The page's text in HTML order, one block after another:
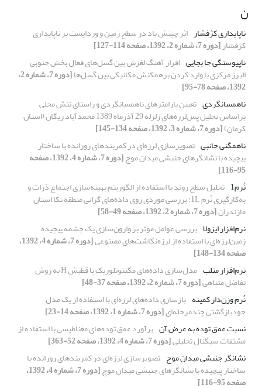
ن
ناپایداری کژفشار اثر چینش باد در سطح زمین و وردایست بر ناپایداری
کژفشار[دوره 7، شماره 2، 1392، صفحه 114-127]
ناپیوستگی جا بجایی افراز آهنگ لغزش بین گسل‌ها‌‌ی فعال بخش جنوبی
البرز مرکزی با وارد کردن برهمکنش مکانیکی بین گسل‌ها‌‌ [دوره 7، شماره 2،
1392، صفحه 78-95]
ناهمسانگردی تعیین پارامترهای ناهمسانگردی و راستای تنش محلی
براساس تحلیل پس‌لرزه‌‌‌های زلزله 29 آذرماه 1389 محمدآباد ریگان (استان
کرمان)[دوره 7، شماره 3، 1392، صفحه 134-145]
ناهمگنی جانبی تصویرسازی لرزه‌ای در کمربندهای رورانده با ساختار
پیچیده با نشانگرهای جنبشی میدان موج [دوره 7، شماره 4، 1392، صفحه
95-116]
نُرم1
تحلیل سطح روند با استفاده از الگوریتم بهینه‌سازی اجتماع ذرات و
به‌کارگیری نُرم 1L: بررسی موردی روی داده‌های گرانی منطقه نکا استان
مازندران[دوره 7، شماره 2، 1392، صفحه 49-58]
نرم‌افزار ایزولا بررسی عوامل موثر بر وارون‌سازی یک چشمه پیچیده
زمین‌لرزه‌ای با استفاده از لرزه‌‌نگاشت‌‌های مصنوعی [دوره 7، شماره 4، 1392،
صفحه 134-148]
نرم‌افزار متلب
مدل‌سازی داده‌‌های مگنتوتلوریک با قطبش H به روش
تفاضل متناهی[دوره 7، شماره 2، 1392، صفحه 37-48]
نُرم وزن‌دار کمینه بازسازی داده‌های لرزه‌ای با استفاده از یک مدل
خودبازگشتی چندمرحله‌ای[دوره 7، شماره 1، 1392، صفحه 14-23]
نسبت عمق توده به عرض آن برآورد عمق توده‌‌های مغناطیسی با استفاده از
مشتقات سیگنال تحلیلی[دوره 7، شماره 4، 1392، صفحه 52-363]
نشانگر جنبشی میدان موج تصویرسازی لرزه‌ای در کمربندهای رورانده با
ساختار پیچیده با نشانگرهای جنبشی میدان موج [دوره 7، شماره 4، 1392،
صفحه 95-116]